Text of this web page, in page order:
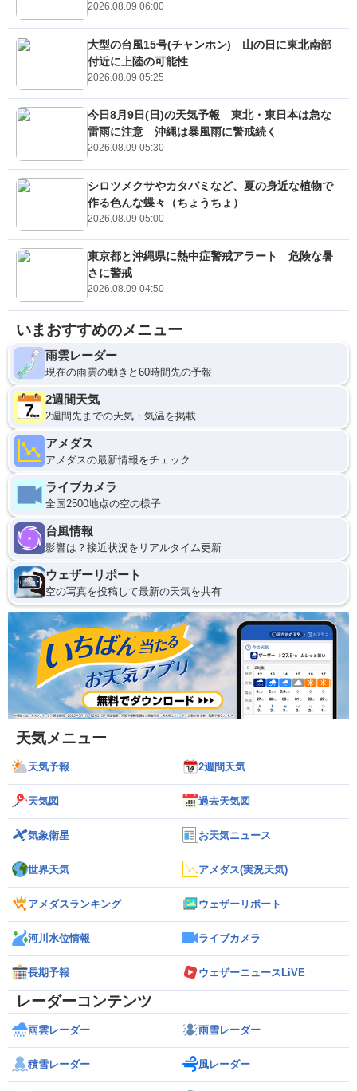
2026.08.09 06:00
大型の台風15号(チャンホン) 山の日に東北南部
付近に上陸の可能性
2026.08.09 05:25
今日8月9日(日)の天気予報 東北・東日本は急な
雷雨に注意 沖縄は暴風雨に警戒続く
2026.08.09 05:30
シロツメクサやカタバミなど、夏の身近な植物で
作る色んな蝶々（ちょうちょ）
2026.08.09 05:00
東京都と沖縄県に熱中症警戒アラート 危険な暑
さに警戒
2026.08.09 04:50
いまおすすめのメニュー
雨雲レーダー
現在の雨雲の動きと60時間先の予報
2週間天気
2週間先までの天気・気温を掲載
アメダス
アメダスの最新情報をチェック
ライブカメラ
全国2500地点の空の様子
台風情報
影響は？接近状況をリアルタイム更新
ウェザーリポート
空の写真を投稿して最新の天気を共有
天気メニュー
天気予報 2週間天気
天気図 過去天気図
気象衛星 お天気ニュース
世界天気 アメダス(実況天気)
アメダスランキング ウェザーリポート
河川水位情報 ライブカメラ
長期予報 ウェザーニュースLiVE
レーダーコンテンツ
雨雲レーダー 雨雪レーダー
積雪レーダー 風レーダー